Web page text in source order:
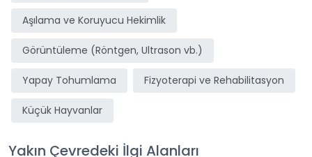
Aşılama ve Koruyucu Hekimlik
Görüntüleme (Röntgen, Ultrason vb.)
Yapay Tohumlama Fizyoterapi ve Rehabilitasyon
Küçük Hayvanlar
Yakın Çevredeki İlgi Alanları